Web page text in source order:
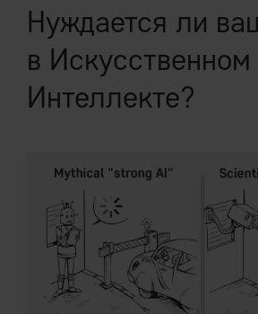
Нуждается ли
в Искусственном
Интеллекте?